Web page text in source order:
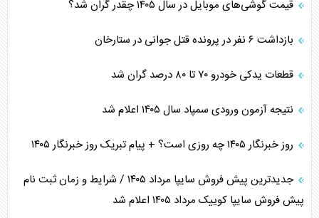
قیمت گوشی‌های موبایل در سال ۱۴۰۵ چقدر گران شد؟
بازداشت ۶ نفر در پرونده قتل جوانی در ستارخان
قطعات یدکی خودرو ۷۰ تا ۸۰ درصد گران شد
نتیجه آزمون ورودی سمپاد سال ۱۴۰۵ اعلام شد
روز خبرنگار ۱۴۰۵ چه روزی است؟ + پیام تبریک روز خبرنگار ۱۴۰۵
جدیدترین پیش فروش سایپا مرداد ۱۴۰۵ / شرایط و زمان ثبت نام
پیش فروش سایپا کوییک مرداد ۱۴۰۵ اعلام شد